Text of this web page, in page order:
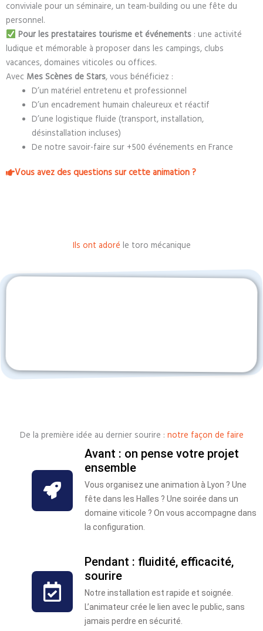
conviviale pour un séminaire, un team-building ou une fête du
personnel.
Pour les prestataires tourisme et événements: une activité
ludique et mémorable à proposer dans les campings, clubs
vacances, domaines viticoles ou offices.
Avec Mes Scènes de Stars, vous bénéficiez :
D’un matériel entretenu et professionnel
D’un encadrement humain chaleureux et réactif
D’une logistique fluide (transport, installation,
désinstallation incluses)
De notre savoir-faire sur +500 événements en France
Vous avez des questions sur cette animation ?
Ils ont adoré le toro mécanique
De la première idée au dernier sourire : notre façon de faire
Avant : on pense votre projet
ensemble
Vous organisez une animation à Lyon ? Une
fête dans les Halles ? Une soirée dans un
domaine viticole ? On vous accompagne dans
la configuration.
Pendant : fluidité, efficacité,
sourire
Notre installation est rapide et soignée.
L’animateur crée le lien avec le public, sans
jamais perdre en sécurité.